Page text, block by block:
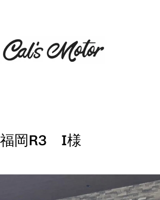
ン
ツ
プ
福岡R3 I様